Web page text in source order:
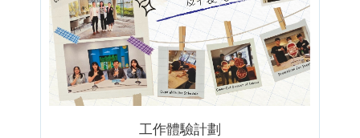
工作體驗計劃